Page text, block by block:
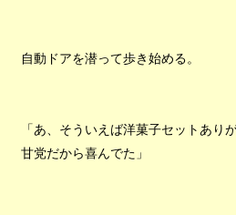
自動ドアを潜って歩き始める。
「あ、そういえば洋菓子セットあり
甘党だから喜んでた」